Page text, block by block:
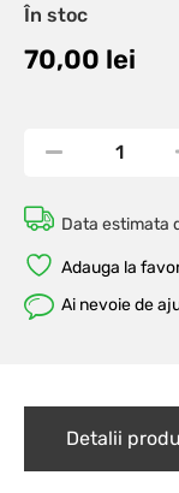
În stoc
70,00 lei
Data estimata
Adauga la
Ai nevoie de
Detalii